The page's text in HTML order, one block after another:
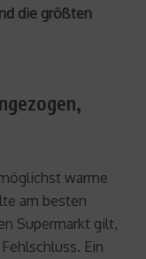
die größten
warme
am besten
Supermarkt gilt,
Ein